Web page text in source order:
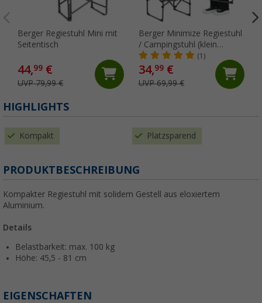
Berger Regiestuhl Mini mit
Seitentisch
44,99 €
UVP 79,99 €
Berger Minimize Regiestuhl
/ Campingstuhl (klein
zusammenklappbar)
(1)
34,99€
UVP 69,99 €
HIGHLIGHTS
Kompakt Platzsparend
PRODUKTBESCHREIBUNG
Kompakter Regiestuhl mit solidem Gestell aus eloxiertem
Aluminium.
Details
Belastbarkeit: max. 100 kg
Höhe: 45,5 - 81 cm
EIGENSCHAFTEN